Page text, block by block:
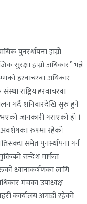
पुनर्स्थापना हाम्रो
सुरक्षा हाम्रो अधिकार” भन्ने
हरवाचरवा अधिकार
राष्ट्रिय हरवाचरवा
गर्दै शनिबारदेखि सुरु हुने
जानकारी गराएको हो ।
अवशेषका रुपमा रहेको
समेत पुनर्स्थापना गर्न
सन्देश मार्फत
ध्यानाकर्षणका लागि
मंचका उपाध्यक्ष
कार्यालय अगाडी रहेको